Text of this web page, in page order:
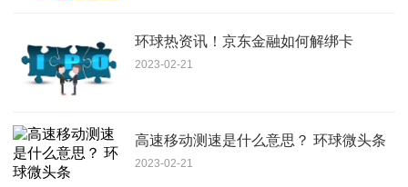
环球热资讯！京东金融如何解绑卡
2023-02-21
高速移动测速是什么意思？ 环球微头条
2023-02-21